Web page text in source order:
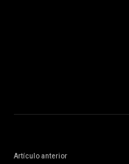
Artículo anterior